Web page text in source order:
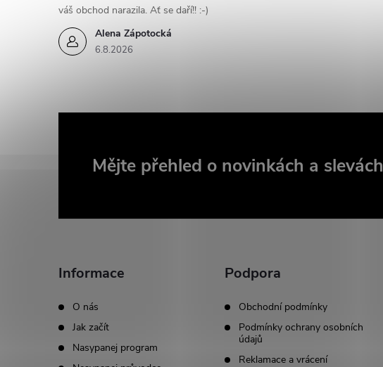
Alena Zápotocká
6.8.2026
váš obchod narazila. Ať se daří!! :-)
Mějte přehled o novinkách a slevách
Informace
O nás
Jak začít
Nasypanej program
Podpora
Obchodní podmínky
Podmínky ochrany osobních
údajů
Reklamace a vrácení